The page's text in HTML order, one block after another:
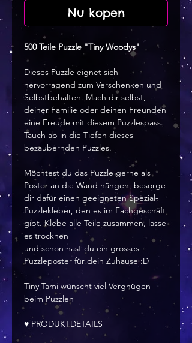
Nu kopen
500 Teile Puzzle "Tiny Woodys"
Dieses Puzzle eignet sich
hervorragend zum Verschenken und
Selbstbehalten. Mach dir selbst,
deiner Familie oder deinen Freunden
eine Freude mit diesem Puzzlespass.
Tauch ab in die Tiefen dieses
bezaubernden Puzzles.
Möchtest du das Puzzle gerne als
Poster an die Wand hängen, besorge
dir dafür einen geeigneten Spezial-
Puzzlekleber, den es im Fachgeschäft
gibt. Klebe alle Teile zusammen, lasse
es trocknen
und schon hast du ein grosses
Puzzleposter für dein Zuhause :D
Tiny Tami wünscht viel Vergnügen
beim Puzzlen
♥ PRODUKTDETAILS